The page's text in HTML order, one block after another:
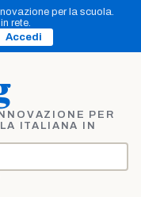
per la scuola.
rete.
Accedi
PER
ITALIANA IN